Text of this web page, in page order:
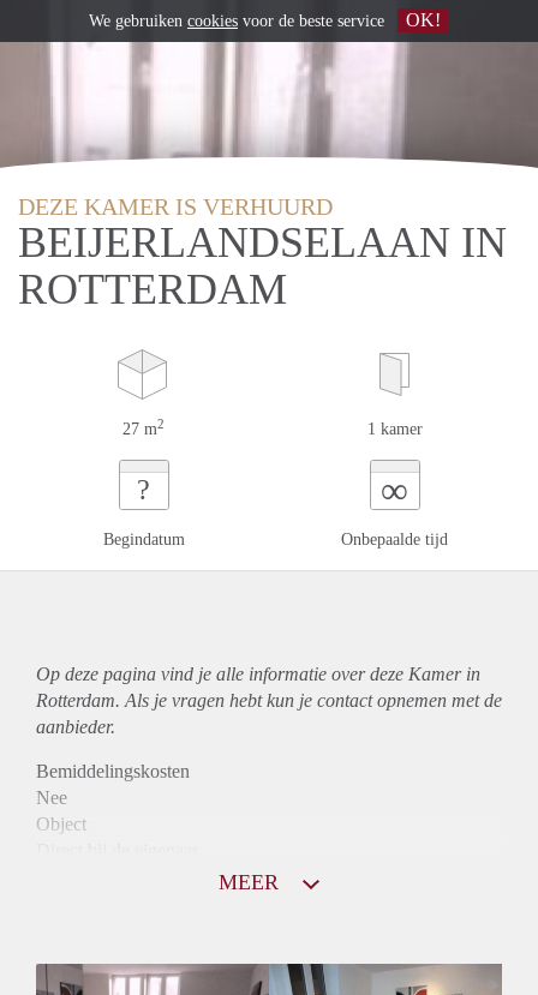
DEZE KAMER IS VERHUURD
BEIJERLANDSELAAN IN
ROTTERDAM
27 m2 1 kamer
?
Begindatum
∞
Onbepaalde tijd
Op deze pagina vind je alle informatie over deze Kamer in
Rotterdam. Als je vragen hebt kun je contact opnemen met de
aanbieder.
Bemiddelingskosten
Nee
Object
Huurtoeslag
MEER
We gebruiken cookies voor de beste service OK!